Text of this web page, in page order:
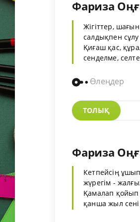
Фариза
Жігіттер,
салдықпен
Қиғаш қас,
сенделме,
Өлеңдер
ТОЛЫҚ
Фариза
Кетпейсің
жүрегім -
Қамалап қойып
қанша жыл